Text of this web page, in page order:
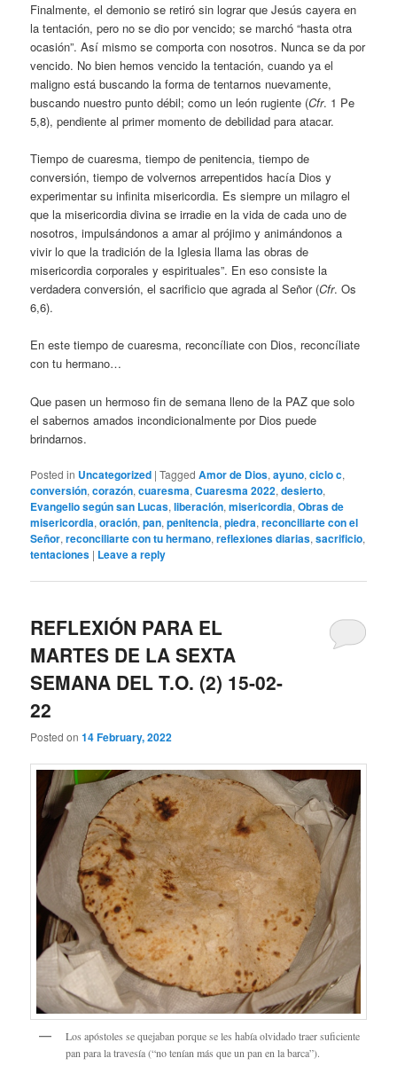
Finalmente, el demonio se retiró sin lograr que Jesús cayera en
la tentación, pero no se dio por vencido; se marchó “hasta otra
ocasión”. Así mismo se comporta con nosotros. Nunca se da por
vencido. No bien hemos vencido la tentación, cuando ya el
maligno está buscando la forma de tentarnos nuevamente,
buscando nuestro punto débil; como un león rugiente (Cfr. 1 Pe
5,8), pendiente al primer momento de debilidad para atacar.
Tiempo de cuaresma, tiempo de penitencia, tiempo de
conversión, tiempo de volvernos arrepentidos hacía Dios y
experimentar su infinita misericordia. Es siempre un milagro el
que la misericordia divina se irradie en la vida de cada uno de
nosotros, impulsándonos a amar al prójimo y animándonos a
vivir lo que la tradición de la Iglesia llama las obras de
misericordia corporales y espirituales”. En eso consiste la
verdadera conversión, el sacrificio que agrada al Señor (Cfr. Os
6,6).
En este tiempo de cuaresma, reconcíliate con Dios, reconcíliate
con tu hermano…
Que pasen un hermoso fin de semana lleno de la PAZ que solo
el sabernos amados incondicionalmente por Dios puede
brindarnos.
Posted in Uncategorized |Tagged Amor de Dios,ayuno,ciclo c,
conversión,corazón,cuaresma,Cuaresma 2022,desierto,
Evangelio según san Lucas,liberación,misericordia,Obras de
misericordia,oración,pan,penitencia,piedra,reconciliarte con el
Señor,reconciliarte con tu hermano,reflexiones diarias,sacrificio,
tentaciones | Leave a reply
REFLEXIÓN PARA EL
MARTES DE LA SEXTA
SEMANA DEL T.O. (2) 15-02-
22
Posted on14 February, 2022
Los apóstoles se quejaban porque se les había olvidado traer suficiente
pan para la travesía (“no tenían más que un pan en la barca”).